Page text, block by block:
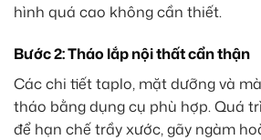
hình quá cao không cần thiết.
Bước 2: Tháo lắp nội thất cẩn thận
Các chi tiết taplo, mặt dưỡng và
tháo bằng dụng cụ phù hợp. Quá
để hạn chế trầy xước, gãy ngàm